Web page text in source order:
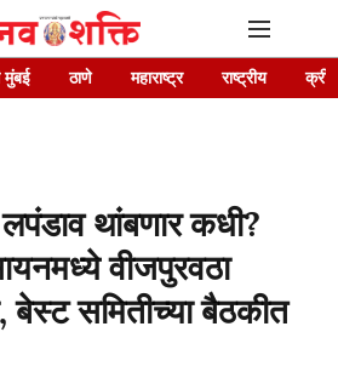
मुंबई ठाणे महाराष्ट्र राष्ट्रीय
थांबणार कधी?
वीजपुरवठा
समितीच्या बैठकीत